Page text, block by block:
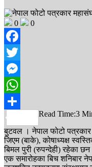
0 0
Facebook
Twitter
Messenger
WhatsApp
Share
Read Time:3
बुटवल । नेपाल फोटो पत्रकार
जिएम (बाके), कोषाध्यक्ष
बिमल पुरी (रुपन्देही) रहेका
एक समारोहका बिच शनिबार